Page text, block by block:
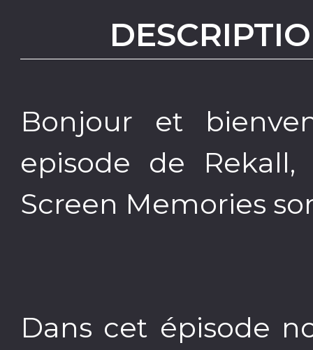
Bonjour et
episode de
Screen Memories
Dans cet épisode